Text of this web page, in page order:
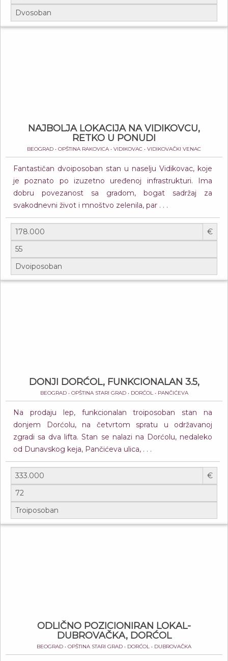
NAJBOLJA LOKACIJA NA VIDIKOVCU,
RETKO U PONUDI
BEOGRAD • OPŠTINA RAKOVICA • VIDIKOVAC • VIDIKOVAČKI VENAC
Fantastičan dvoiposoban stan u naselju Vidikovac, koje
je poznato po izuzetno uređenoj infrastrukturi. Ima
dobru povezanost sa gradom, bogat sadržaj za
svakodnevni život i mnoštvo zelenila, par . . .
€
DONJI DORĆOL, FUNKCIONALAN 3.5,
BEOGRAD • OPŠTINA STARI GRAD • DORĆOL • PANČIĆEVA
Na prodaju lep, funkcionalan troiposoban stan na
donjem Dorćolu, na četvrtom spratu u održavanoj
zgradi sa dva lifta. Stan se nalazi na Dorćolu, nedaleko
od Dunavskog keja, Pančićeva ulica, . . .
€
ODLIČNO POZICIONIRAN LOKAL-
DUBROVAČKA, DORĆOL
BEOGRAD • OPŠTINA STARI GRAD • DORĆOL • DUBROVAČKA